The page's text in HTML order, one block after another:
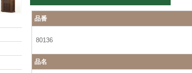
品番
80136
品名